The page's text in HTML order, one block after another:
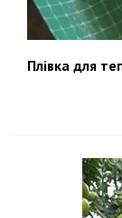
Плівка для